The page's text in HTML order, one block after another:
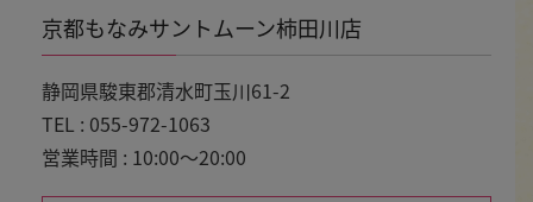
京都もなみサントムーン柿田川店
静岡県駿東郡清水町玉川61-2
TEL : 055-972-1063
営業時間 : 10:00～20:00